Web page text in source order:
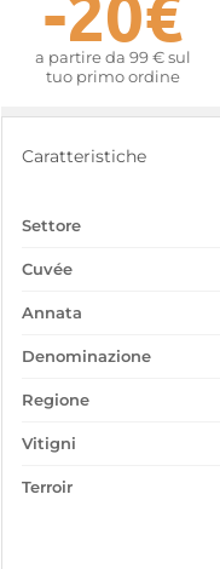
a partire da 99 € sul
tuo primo ordine
Caratteristiche
Settore
Cuvée
Annata
Denominazione
Regione
Vitigni
Terroir